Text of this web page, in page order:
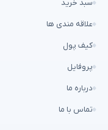
سبد خرید
علاقه مندی ها
کیف پول
پروفایل
درباره ما
تماس با ما